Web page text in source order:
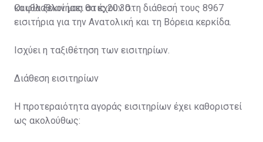
και θα ξεκινήσει στις 20:30.
Οι φίλαθλοί μας θα έχουν στη διάθεσή τους 8967
εισιτήρια για την Ανατολική και τη Βόρεια κερκίδα.
Ισχύει η ταξιθέτηση των εισιτηρίων.
Διάθεση εισιτηρίων
Η προτεραιότητα αγοράς εισιτηρίων έχει καθοριστεί
ως ακολούθως: